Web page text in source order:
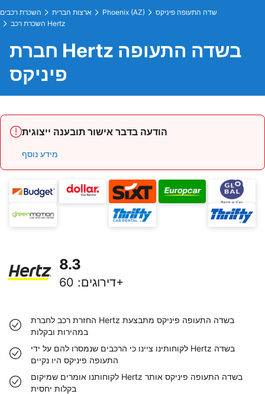
השכרת רכבים ארצות הברית Phoenix (AZ)
שדה התעופה פיניקס
השכרת רכב Hertz
חברת Hertz בשדה התעופה
פיניקס
הודעה בדבר אישור תובענה ייצוגית
מידע נוסף
8.3
דירוגים: 60+
החזרת רכב לחברת Hertz בשדה התעופה פיניקס מתבצעת
במהירות ובקלות
לקוחותינו ציינו כי הרכבים שנמסרו להם על ידי Hertz בשדה
התעופה פיניקס היו נקיים
לקוחותנו אומרים שמיקום Hertz בשדה התעופה פיניקס אותר
בקלות יחסית